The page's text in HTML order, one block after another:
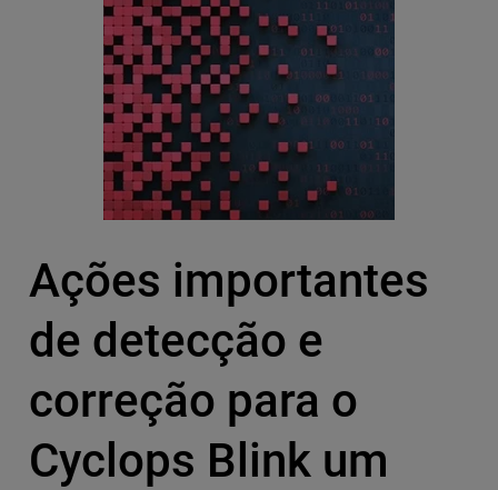
Ações importantes
de detecção e
correção para o
Cyclops Blink um